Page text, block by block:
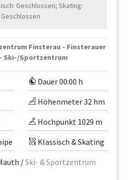
Geschlossen; Skating:
Geschlossen
Finsterau - Finsterauer
Ski-/Sportzentrum
Dauer 00:00 h
Höhenmeter 32 hm
Hochpunkt 1029 m
Klassisch & Skating
/Ski- & Sportzentrum